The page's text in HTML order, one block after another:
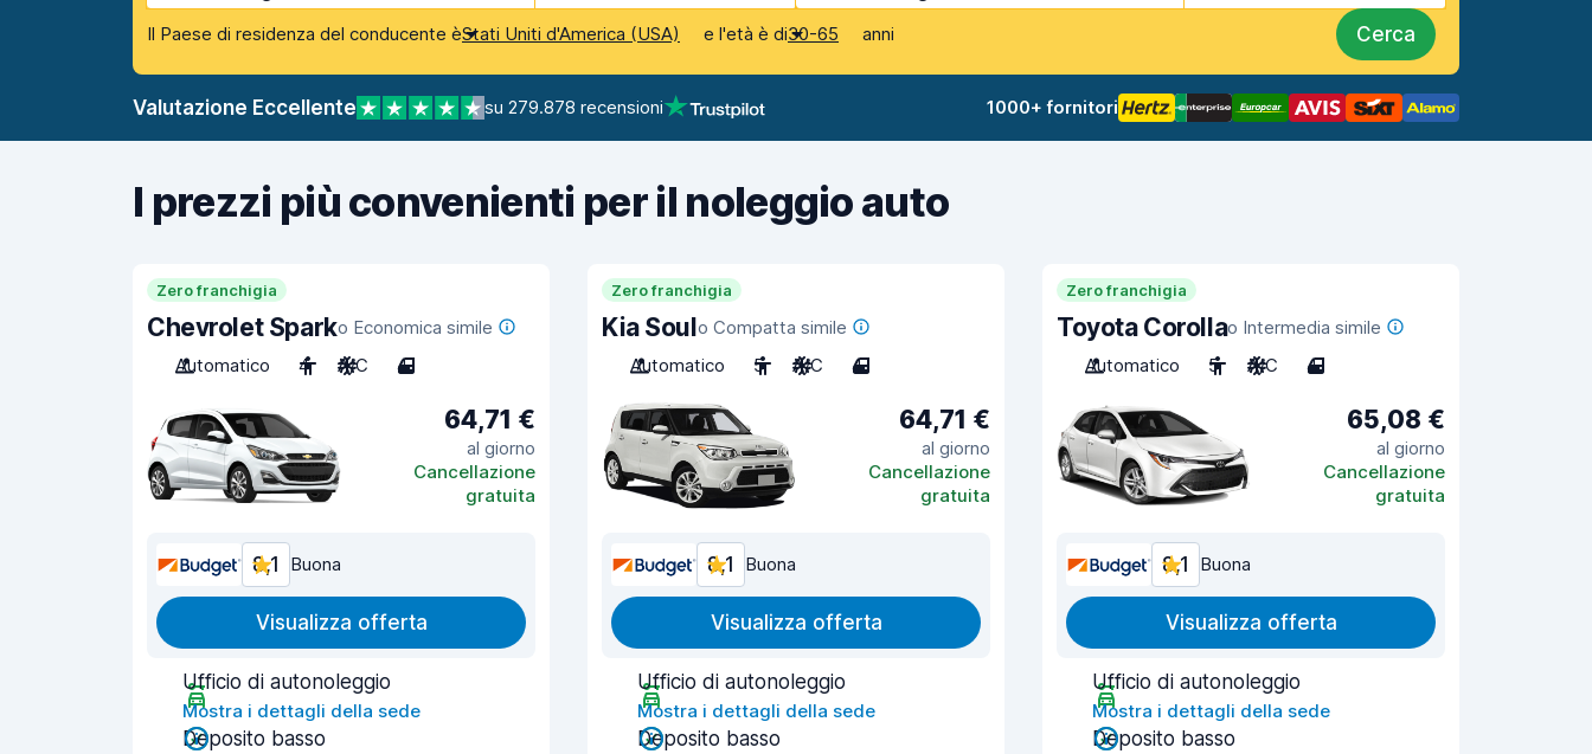
Il Paese di residenza del conducente èStati Uniti d'America (USA) e l'età è di30-65 anni Cerca
Valutazione Eccellente su 279.878 recensioni 1000+ fornitori
I prezzi più convenienti per il noleggio auto
Zero franchigia
Chevrolet Sparko Economica simile
Automatico
4 A/C 4
64,71 €
al giorno
Cancellazione
gratuita
8,1 Buona
Visualizza offerta
Ufficio di autonoleggio
Mostra i dettagli della sede
Deposito basso
Zero franchigia
Kia Soulo Compatta simile
Automatico
5 A/C 4
64,71 €
al giorno
Cancellazione
gratuita
8,1 Buona
Visualizza offerta
Ufficio di autonoleggio
Mostra i dettagli della sede
Deposito basso
Zero franchigia
Toyota Corollao Intermedia simile
Automatico
5 A/C 4
65,08 €
al giorno
Cancellazione
gratuita
8,1 Buona
Visualizza offerta
Ufficio di autonoleggio
Mostra i dettagli della sede
Deposito basso